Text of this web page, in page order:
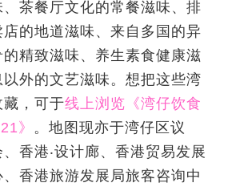
茶餐厅文化的常餐滋味、排
的地道滋味、来自多国的异
精致滋味、养生素食健康滋
外的文艺滋味。想把这些湾
，可于线上浏览《湾仔饮食
》 。地图现亦于湾仔区议
香港‧设计廊、香港贸易发展
香港旅游发展局旅客咨询中